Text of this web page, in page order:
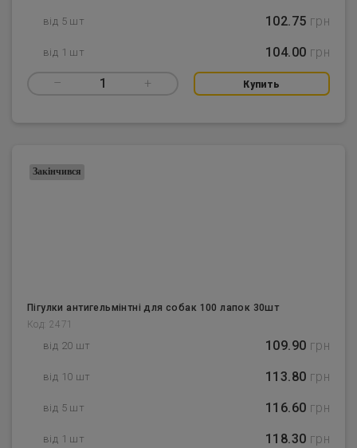
від 5 шт 102.75 грн
від 1 шт 104.00 грн
– 1 + Купить
Пігулки антигельмінтні для собак 100 лапок 30шт
Код: 2471
від 20 шт 109.90 грн
від 10 шт 113.80 грн
від 5 шт 116.60 грн
від 1 шт 118.30 грн
Закінчився